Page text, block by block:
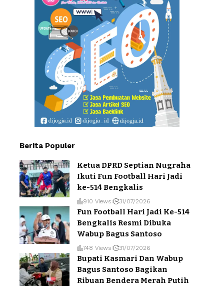
Berita Populer
Ketua DPRD Septian Nugraha
Ikuti Fun Football Hari Jadi
ke-514 Bengkalis
910 Views 31/07/2026
Fun Football Hari Jadi Ke-514
Bengkalis Resmi Dibuka
Wabup Bagus Santoso
748 Views 31/07/2026
Bupati Kasmari Dan Wabup
Bagus Santoso Bagikan
Ribuan Bendera Merah Putih